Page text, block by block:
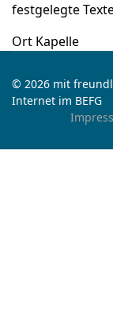
festgelegte
Ort Kapelle
© 2026 mit
Internet im BEFG